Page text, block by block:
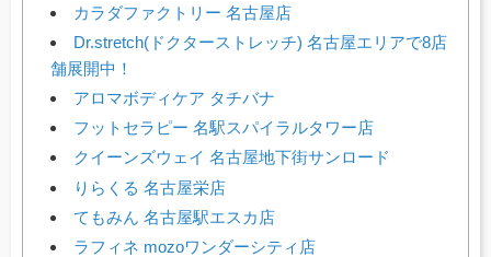
カラダファクトリー 名古屋店
Dr.stretch(ドクターストレッチ) 名古屋エリアで8店
舗展開中！
アロマボディケア タチバナ
フットセラピー 名駅スパイラルタワー店
クイーンズウェイ 名古屋地下街サンロード
りらくる 名古屋栄店
てもみん 名古屋駅エスカ店
ラフィネ mozoワンダーシティ店